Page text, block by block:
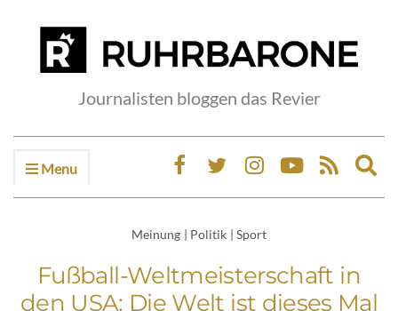
Journalisten bloggen das Revier
Menu
Meinung | Politik | Sport
Fußball-Weltmeisterschaft in
den USA: Die Welt ist dieses Mal